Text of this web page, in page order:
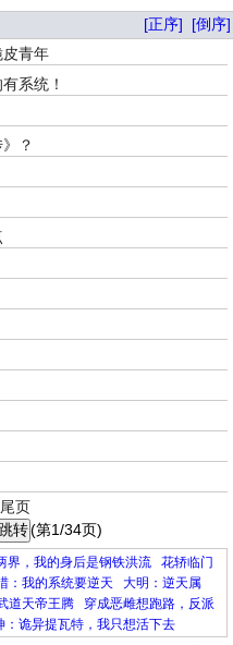
[正序]
[倒序]
青年
系统！
？
尾页
(第1/34页)
界，我的身后是钢铁洪流
花轿临门
：我的系统要逆天
大明：逆天属
道天帝王腾
穿成恶雌想跑路，反派
：诡异提瓦特，我只想活下去